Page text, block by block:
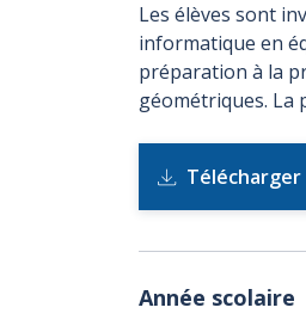
Les élèves sont
informatique en
préparation à la
géométriques. La
Télécharger
Année scolaire